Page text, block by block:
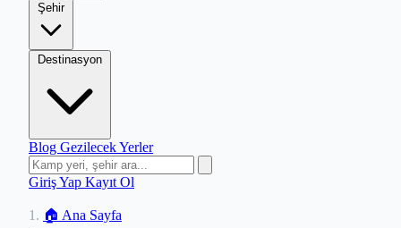
Şehir
Destinasyon
Blog Gezilecek Yerler
Giriş Yap Kayıt Ol
🏠 Ana Sayfa